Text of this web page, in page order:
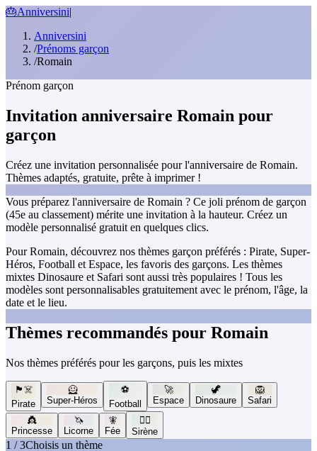
🎂Anniversini|
Anniversini
/Prénoms garçon
/Romain
Prénom garçon
Invitation anniversaire Romain pour
garçon
Créez une invitation personnalisée pour l'anniversaire de Romain.
Thèmes adaptés, gratuite, prête à imprimer !
Vous préparez l'anniversaire de Romain ? Ce joli prénom de garçon
(45e au classement) mérite une invitation à la hauteur. Créez un
modèle personnalisé gratuit en quelques clics.
Pour Romain, découvrez nos thèmes garçon préférés : Pirate, Super-
Héros, Football et Espace, les favoris des garçons. Les thèmes
mixtes Dinosaure et Safari sont aussi très populaires ! Tous les
modèles sont personnalisables gratuitement avec le prénom, l'âge, la
date et le lieu.
Thèmes recommandés pour Romain
Nos thèmes préférés pour les garçons, puis les mixtes
🏴‍☠️
Pirate
🦸
Super-Héros
⚽
Football
🚀
Espace
🦖
Dinosaure
🦁
Safari
👸
Princesse
🦄
Licorne
🧚
Fée
🧜‍♀️
Sirène
1 / 3Choisis un thème